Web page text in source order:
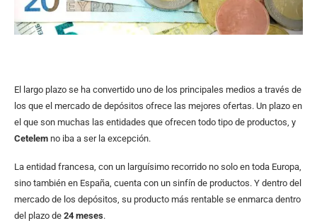
El largo plazo se ha convertido uno de los principales medios a través de
los que el mercado de depósitos ofrece las mejores ofertas. Un plazo en
el que son muchas las entidades que ofrecen todo tipo de productos, y
Cetelem no iba a ser la excepción.
La entidad francesa, con un larguísimo recorrido no solo en toda Europa,
sino también en España, cuenta con un sinfín de productos. Y dentro del
mercado de los depósitos, su producto más rentable se enmarca dentro
del plazo de 24 meses.